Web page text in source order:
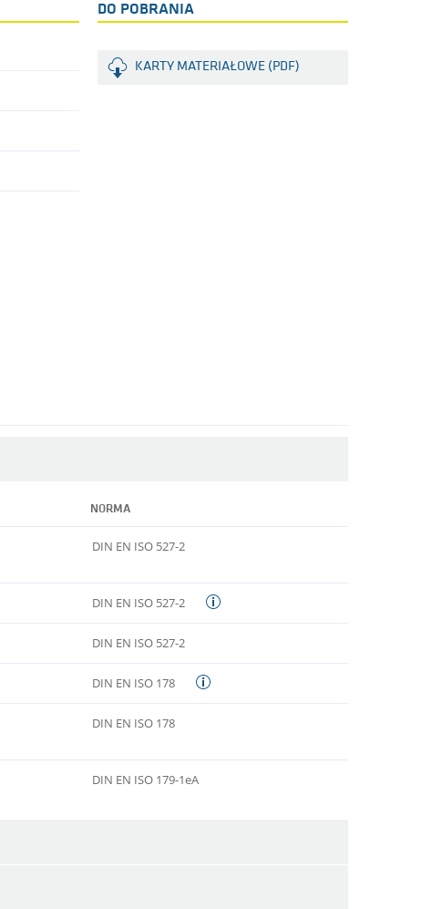
DO POBRANIA
KARTY MATERIAŁOWE (PDF)
NORMA
DIN EN ISO 527-2
DIN EN ISO 527-2
DIN EN ISO 527-2
DIN EN ISO 178
DIN EN ISO 178
DIN EN ISO 179-1eA